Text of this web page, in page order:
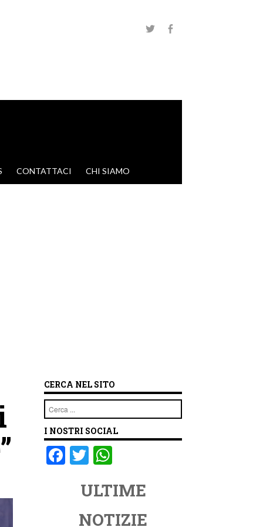
CONTATTACI CHI SIAMO
CERCA NEL SITO
Cerca
I NOSTRI SOCIAL
F T
tt
er
at
s
ULTIME
NOTIZIE